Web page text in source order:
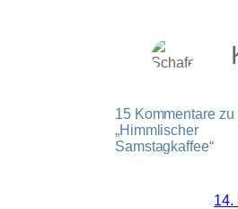
15 Kommentare zu
„Himmlischer
Samstagkaffee“
14.